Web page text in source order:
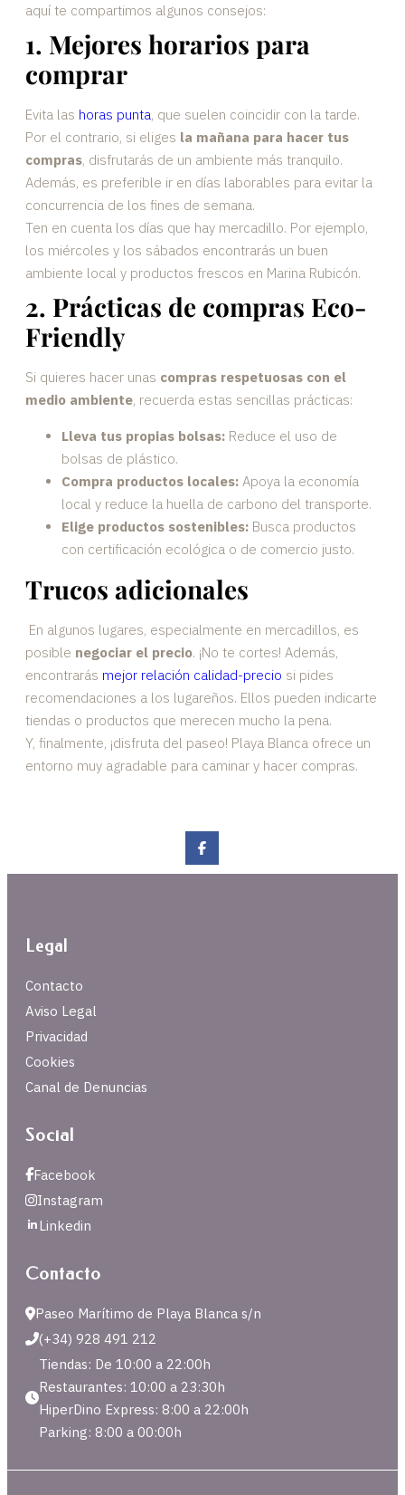
aquí te compartimos algunos consejos:
1. Mejores horarios para
comprar
Evita las horas punta, que suelen coincidir con la tarde.
Por el contrario, si eliges la mañana para hacer tus
compras, disfrutarás de un ambiente más tranquilo.
Además, es preferible ir en días laborables para evitar la
concurrencia de los fines de semana.
Ten en cuenta los días que hay mercadillo. Por ejemplo,
los miércoles y los sábados encontrarás un buen
ambiente local y productos frescos en Marina Rubicón.
2. Prácticas de compras Eco-
Friendly
Si quieres hacer unas compras respetuosas con el
medio ambiente, recuerda estas sencillas prácticas:
Lleva tus propias bolsas: Reduce el uso de
bolsas de plástico.
Compra productos locales: Apoya la economía
local y reduce la huella de carbono del transporte.
Elige productos sostenibles: Busca productos
con certificación ecológica o de comercio justo.
Trucos adicionales
En algunos lugares, especialmente en mercadillos, es
posible negociar el precio. ¡No te cortes! Además,
encontrarás mejor relación calidad-precio si pides
recomendaciones a los lugareños. Ellos pueden indicarte
tiendas o productos que merecen mucho la pena.
Y, finalmente, ¡disfruta del paseo! Playa Blanca ofrece un
entorno muy agradable para caminar y hacer compras.
Legal
Contacto
Aviso Legal
Privacidad
Cookies
Canal de Denuncias
Social
Facebook
Instagram
Linkedin
Contacto
Paseo Marítimo de Playa Blanca s/n
(+34) 928 491 212
Tiendas: De 10:00 a 22:00h
Restaurantes: 10:00 a 23:30h
HiperDino Express: 8:00 a 22:00h
Parking: 8:00 a 00:00h